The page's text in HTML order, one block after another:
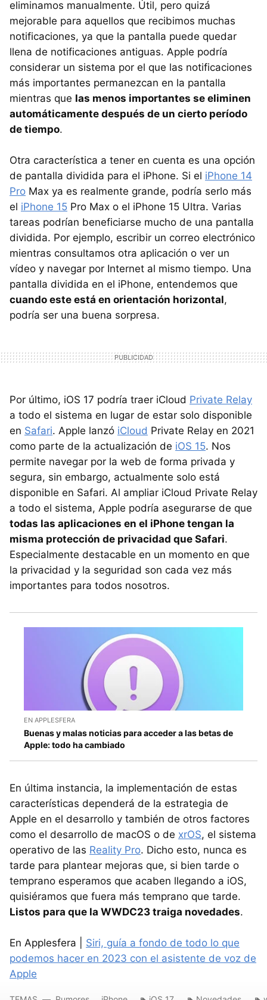
eliminamos manualmente. Útil, pero quizá
mejorable para aquellos que recibimos muchas
notificaciones, ya que la pantalla puede quedar
llena de notificaciones antiguas. Apple podría
considerar un sistema por el que las notificaciones
más importantes permanezcan en la pantalla
mientras que las menos importantes se eliminen
automáticamente después de un cierto período
de tiempo.
Otra característica a tener en cuenta es una opción
de pantalla dividida para el iPhone. Si el iPhone 14
Pro Max ya es realmente grande, podría serlo más
el iPhone 15 Pro Max o el iPhone 15 Ultra. Varias
tareas podrían beneficiarse mucho de una pantalla
dividida. Por ejemplo, escribir un correo electrónico
mientras consultamos otra aplicación o ver un
vídeo y navegar por Internet al mismo tiempo. Una
pantalla dividida en el iPhone, entendemos que
cuando este está en orientación horizontal,
podría ser una buena sorpresa.
Por último, iOS 17 podría traer iCloud Private Relay
a todo el sistema en lugar de estar solo disponible
en Safari. Apple lanzó iCloud Private Relay en 2021
como parte de la actualización de iOS 15. Nos
permite navegar por la web de forma privada y
segura, sin embargo, actualmente solo está
disponible en Safari. Al ampliar iCloud Private Relay
a todo el sistema, Apple podría asegurarse de que
todas las aplicaciones en el iPhone tengan la
misma protección de privacidad que Safari.
Especialmente destacable en un momento en que
la privacidad y la seguridad son cada vez más
importantes para todos nosotros.
EN APPLESFERA
Buenas y malas noticias para acceder a las betas de
Apple: todo ha cambiado
En última instancia, la implementación de estas
características dependerá de la estrategia de
Apple en el desarrollo y también de otros factores
como el desarrollo de macOS o de xrOS, el sistema
operativo de las Reality Pro. Dicho esto, nunca es
tarde para plantear mejoras que, si bien tarde o
temprano esperamos que acaben llegando a iOS,
quisiéramos que fuera más temprano que tarde.
Listos para que la WWDC23 traiga novedades.
En Applesfera | Siri, guía a fondo de todo lo que
podemos hacer en 2023 con el asistente de voz de
Apple